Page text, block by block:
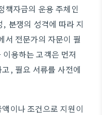
책자금의 운용 주체인
분쟁의 성격에 따라 지
서 전문가의 자문이 필
용하는 고객은 먼저
, 필요 서류를 사전에
이나 조건으로 지원이